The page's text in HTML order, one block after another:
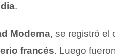
.
Moderna, se registró el
francés. Luego